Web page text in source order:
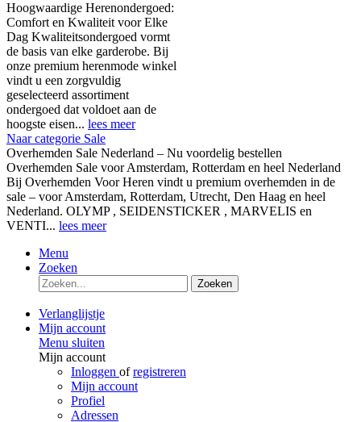
Hoogwaardige Herenondergoed:
Comfort en Kwaliteit voor Elke
Dag Kwaliteitsondergoed vormt
de basis van elke garderobe. Bij
onze premium herenmode winkel
vindt u een zorgvuldig
geselecteerd assortiment
ondergoed dat voldoet aan de
hoogste eisen... lees meer
Naar categorie Sale
Overhemden Sale Nederland – Nu voordelig bestellen
Overhemden Sale voor Amsterdam, Rotterdam en heel Nederland
Bij Overhemden Voor Heren vindt u premium overhemden in de
sale – voor Amsterdam, Rotterdam, Utrecht, Den Haag en heel
Nederland. OLYMP , SEIDENSTICKER , MARVELIS en
VENTI... lees meer
Menu
Zoeken
Zoeken
Verlanglijstje
Mijn account
Menu sluiten
Mijn account
Inloggen ofregistreren
Mijn account
Profiel
Adressen